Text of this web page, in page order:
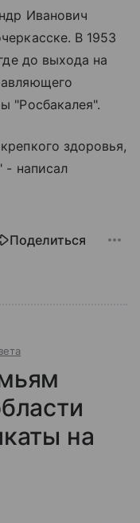
Иванович
В 1953
до выхода на
"Росбакалея".
здоровья,
- написал
Поделиться
на